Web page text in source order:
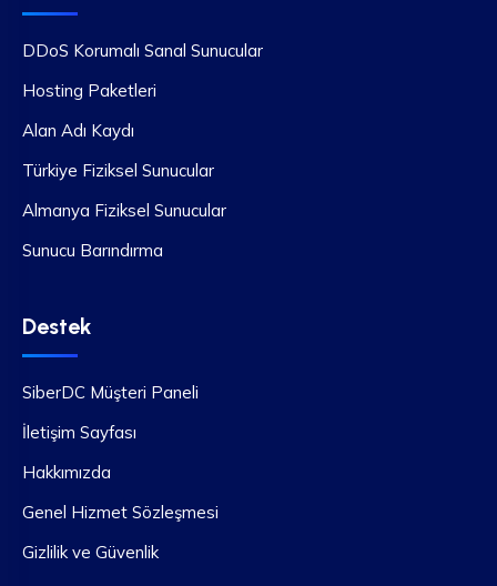
DDoS Korumalı Sanal Sunucular
Hosting Paketleri
Alan Adı Kaydı
Türkiye Fiziksel Sunucular
Almanya Fiziksel Sunucular
Sunucu Barındırma
Destek
SiberDC Müşteri Paneli
İletişim Sayfası
Hakkımızda
Genel Hizmet Sözleşmesi
Gizlilik ve Güvenlik